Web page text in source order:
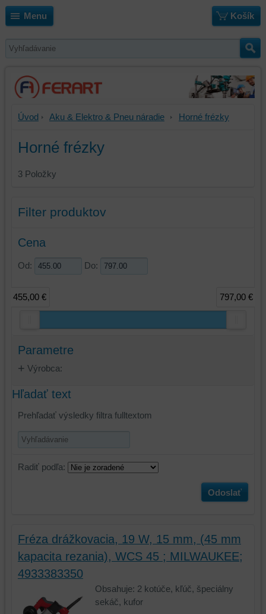
Menu Košík
Úvod Aku & Elektro & Pneu náradie Horné frézky
Horné frézky
3 Položky
Filter produktov
Cena
Od: Do:
455,00 € 797,00 €
Parametre
Výrobca:
Hľadať text
Prehľadať výsledky filtra fulltextom
Radiť podľa:
Odoslať
Fréza drážkovacia, 19 W, 15 mm, (45 mm
kapacita rezania), WCS 45 ; MILWAUKEE;
4933383350
Obsahuje: 2 kotúče, kľúč, špeciálny
sekáč, kufor